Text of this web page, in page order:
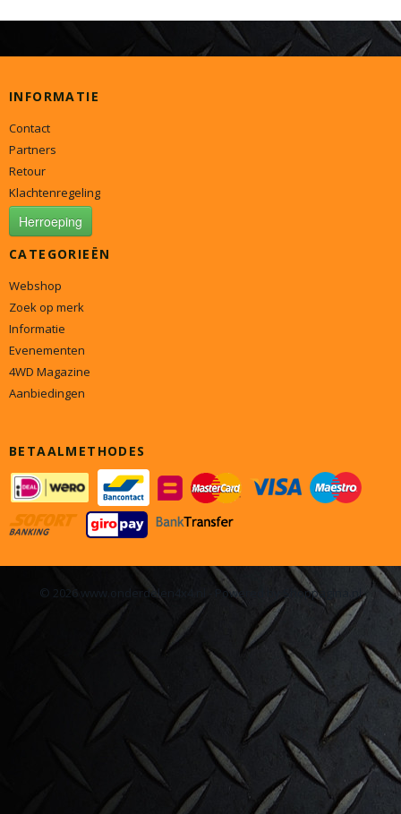
INFORMATIE
Contact
Partners
Retour
Klachtenregeling
Herroeping
CATEGORIEËN
Webshop
Zoek op merk
Informatie
Evenementen
4WD Magazine
Aanbiedingen
BETAALMETHODES
© 2026 www.onderdelen4x4.nl - Powered by Shoppagina.nl